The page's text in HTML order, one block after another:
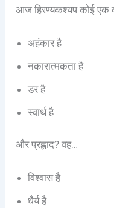
आज हिरण्यकश्यप कोई एक
अहंकार है
नकारात्मकता है
डर है
स्वार्थ है
और प्रह्लाद? वह…
विश्वास है
धैर्य है